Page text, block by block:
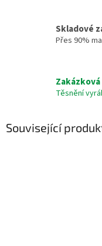
Skladové
Přes 90%
Těsnění
Související